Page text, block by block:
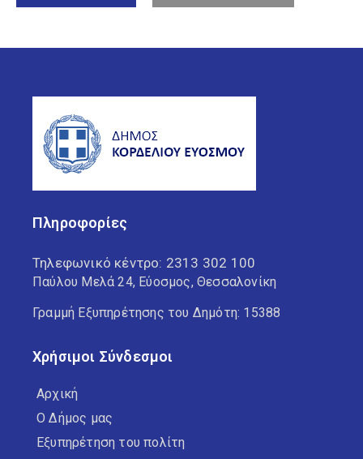
Πληροφορίες
Τηλεφωνικό κέντρο: 2313 302 100
Παύλου Μελά 24, Εύοσμος, Θεσσαλονίκη
Γραμμή Εξυπηρέτησης του Δημότη: 15388
Χρήσιμοι Σύνδεσμοι
Αρχική
Ο Δήμος μας
Εξυπηρέτηση του πολίτη